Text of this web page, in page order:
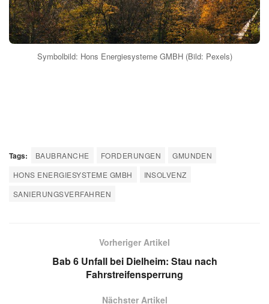
Symbolbild: Hons Energiesysteme GMBH (Bild: Pexels)
Tags: BAUBRANCHE FORDERUNGEN
GMUNDEN
HONS ENERGIESYSTEME GMBH
INSOLVENZ
SANIERUNGSVERFAHREN
Vorheriger Artikel
Bab 6 Unfall bei Dielheim: Stau nach
Fahrstreifensperrung
Nächster Artikel